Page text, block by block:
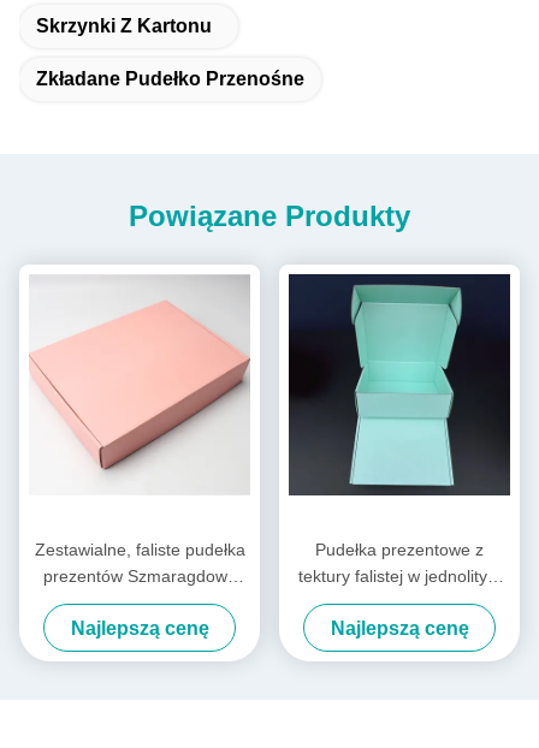
Skrzynki Z Kartonu
Zkładane Pudełko Przenośne
Powiązane Produkty
Zestawialne, faliste pudełka
prezentów Szmaragdowe
zielone pudełka prezentów
do wysyłki srebrna folia złota
metaliczna
Najlepszą cenę
Pudełka prezentowe z
tektury falistej w jednolitym
kolorze Szuflada
Niestandardowe logo
składane kartonowe pudełka
Najlepszą cenę